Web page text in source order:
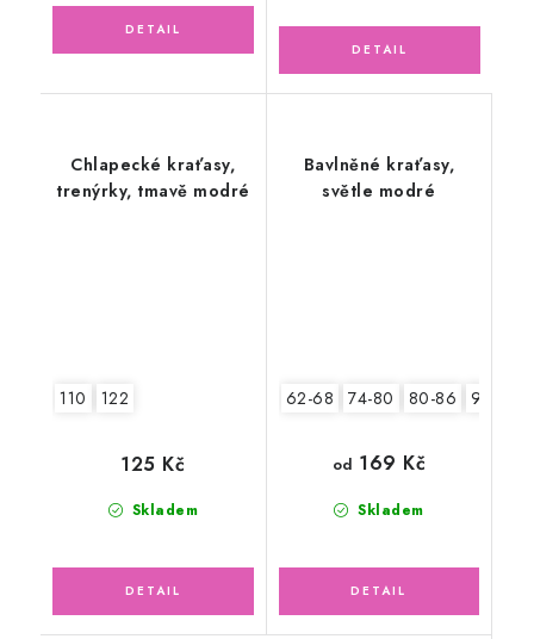
Chlapecké kraťasy,
trenýrky, tmavě modré
110 122
Skladem
125 Kč
Bavlněné kraťasy,
světle modré
62-68 74-80 80-86 92-98
Skladem
od 169 Kč